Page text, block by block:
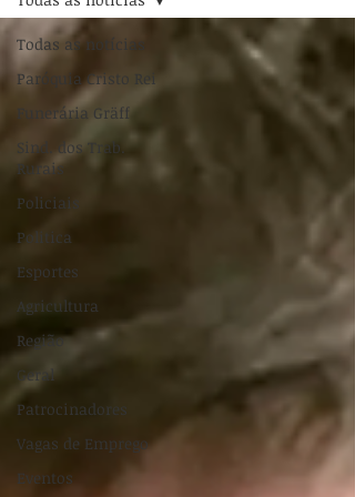
Todas as notícias
Paróquia Cristo Rei
Funerária Gräff
Sind. dos Trab.
Rurais
Policiais
Politica
Esportes
Agricultura
Região
Geral
Patrocinadores
Vagas de Emprego
Eventos